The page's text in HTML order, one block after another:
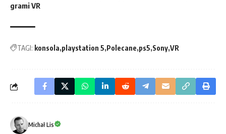
grami VR
TAGI: konsola playstation 5 Polecane ps5 Sony VR
Michał Lis